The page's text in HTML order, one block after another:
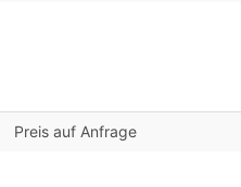
Preis auf Anfrage